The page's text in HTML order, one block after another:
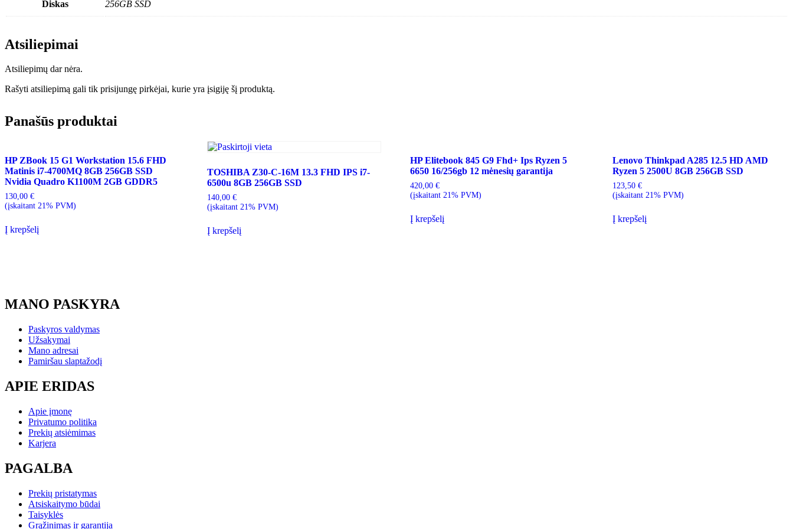
Diskas 256GB SSD
Atsiliepimai
Atsiliepimų dar nėra.
Rašyti atsiliepimą gali tik prisijungę pirkėjai, kurie yra įsigiję šį produktą.
Panašūs produktai
HP ZBook 15 G1 Workstation 15.6 FHD
Matinis i7-4700MQ 8GB 256GB SSD
Nvidia Quadro K1100M 2GB GDDR5
130,00 €
(įskaitant 21% PVM)
Į krepšelį
TOSHIBA Z30-C-16M 13.3 FHD IPS i7-
6500u 8GB 256GB SSD
140,00€
(įskaitant 21% PVM)
Į krepšelį
HP Elitebook 845 G9 Fhd+ Ips Ryzen 5
6650 16/256gb 12 mėnesių garantija
420,00 €
(įskaitant 21% PVM)
Į krepšelį
Lenovo Thinkpad A285 12.5 HD AMD
Ryzen 5 2500U 8GB 256GB SSD
123,50 €
(įskaitant 21% PVM)
Į krepšelį
MANO PASKYRA
Paskyros valdymas
Užsakymai
Mano adresai
Pamiršau slaptažodį
APIE ERIDAS
Apie įmonę
Privatumo politika
Prekių atsiėmimas
Karjera
PAGALBA
Prekių pristatymas
Atsiskaitymo būdai
Taisyklės
Grąžinimas ir garantija